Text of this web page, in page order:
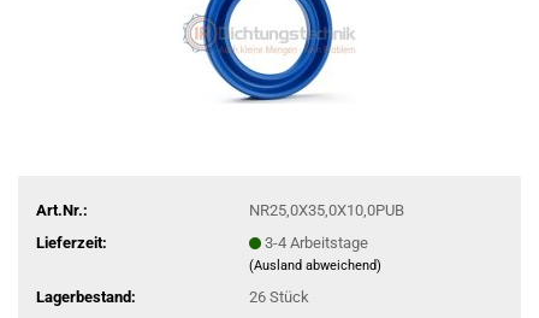
Art.Nr.:
NR25,0X35,0X10,0PUB
Lieferzeit:
3-4 Arbeitstage
(Ausland abweichend)
Lagerbestand: 26 Stück